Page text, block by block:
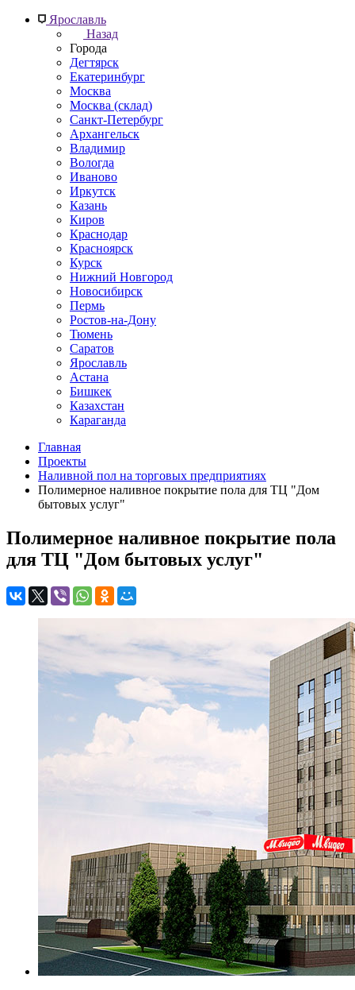
Ярославль
Назад
Города
Дегтярск
Екатеринбург
Москва
Москва (склад)
Санкт-Петербург
Архангельск
Владимир
Вологда
Иваново
Иркутск
Казань
Киров
Краснодар
Красноярск
Курск
Нижний Новгород
Новосибирск
Пермь
Ростов-на-Дону
Тюмень
Саратов
Ярославль
Астана
Бишкек
Казахстан
Караганда
Главная
Проекты
Наливной пол на торговых предприятиях
Полимерное наливное покрытие пола для ТЦ "Дом
бытовых услуг"
Полимерное наливное покрытие пола
для ТЦ "Дом бытовых услуг"